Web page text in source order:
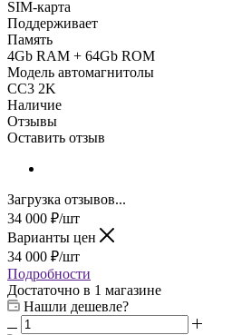
SIM-карта
Поддерживает
Память
4Gb RAM + 64Gb ROM
Модель автомагнитолы
CC3 2K
Наличие
Отзывы
Оставить отзыв
Загрузка отзывов...
34 000 ₽/шт
Варианты цен
34 000 ₽/шт
Подробности
Достаточно в 1 магазине
Нашли дешевле?